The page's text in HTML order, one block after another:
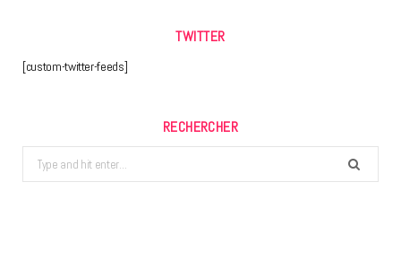
TWITTER
[custom-twitter-feeds]
RECHERCHER
Search
for: